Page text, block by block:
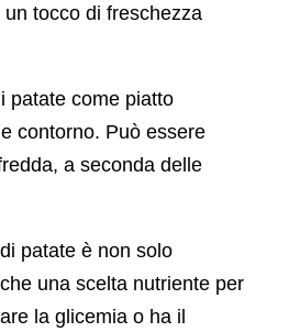
tocco di freschezza
patate come piatto
contorno. Può essere
a seconda delle
patate è non solo
una scelta nutriente per
la glicemia o ha il